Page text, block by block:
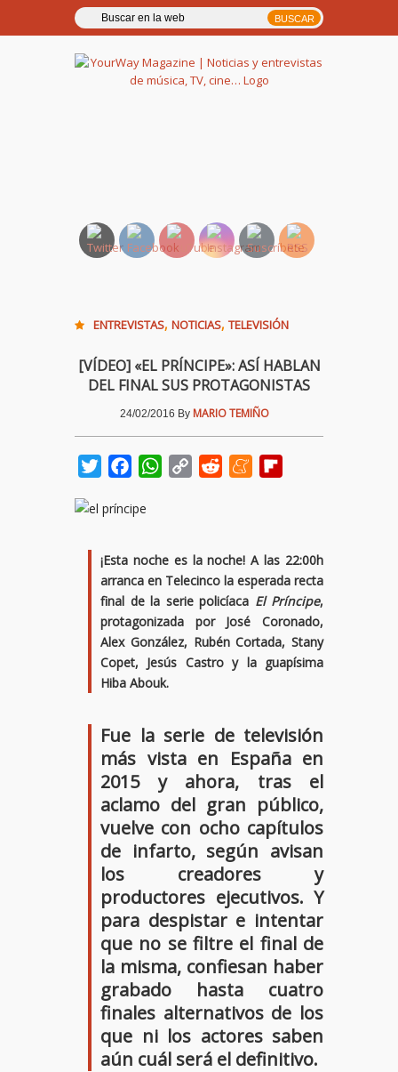
ENTREVISTAS, NOTICIAS, TELEVISIÓN
[VÍDEO] «EL PRÍNCIPE»: ASÍ HABLAN
DEL FINAL SUS PROTAGONISTAS
24/02/2016 By MARIO TEMIÑO
TwitterFacebookWhatsApp
Copy
Reddit Meneame
¡Esta noche es la noche! A las 22:00h
arranca en Telecinco la esperada recta
final de la serie policíaca El Príncipe,
protagonizada por José Coronado,
Alex González, Rubén Cortada, Stany
Copet, Jesús Castro y la guapísima
Hiba Abouk.
Fue la serie de televisión
más vista en España en
2015 y ahora, tras el
aclamo del gran público,
vuelve con ocho capítulos
de infarto, según avisan
los creadores y
productores ejecutivos. Y
para despistar e intentar
que no se filtre el final de
la misma, confiesan haber
grabado hasta cuatro
finales alternativosde los
que ni los actores saben
aún cuál será el definitivo.